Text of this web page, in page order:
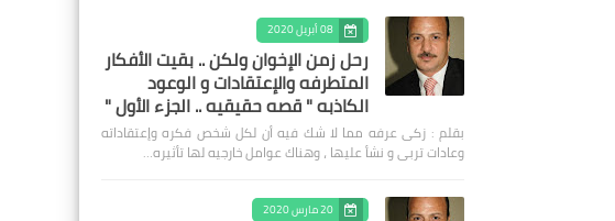
08 أبريل 2020
رحل زمن الإخوان ولكن .. بقيت الأفكار
المتطرفه والإعتقادات و الوعود
الكاذبه " قصه حقيقيه .. الجزء الأول "
بقلم : زكى عرفه مما لا شك فيه أن لكل شخص فكره وإعتقاداته
وعادات تربى و نشأ عليها ، وهناك عوامل خارجيه لها تأثيره…
20 مارس 2020